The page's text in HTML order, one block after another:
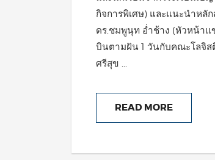
กิจการพิเศษ) และแนะนำหลั
ดร.ชมพูนุท อ่ำช้าง (หัวหน้าแ
บินตามฝัน 1 วันกับคณะโลจิส
ศรีสุข ...
READ MORE